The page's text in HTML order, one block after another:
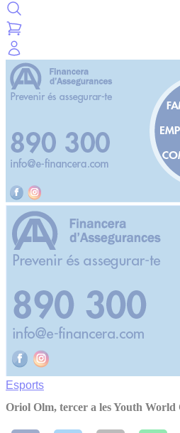
Esports
Oriol Olm, tercer a les Youth World